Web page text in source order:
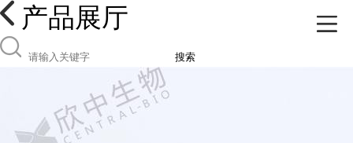
产品展厅
搜索